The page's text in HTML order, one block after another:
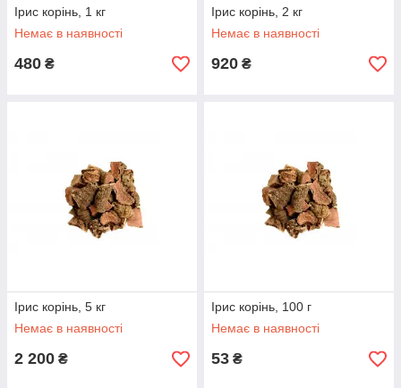
Ірис корінь, 1 кг
Немає в наявності
480 ₴
Ірис корінь, 2 кг
Немає в наявності
920 ₴
Ірис корінь, 5 кг
Немає в наявності
2 200 ₴
Ірис корінь, 100 г
Немає в наявності
53 ₴